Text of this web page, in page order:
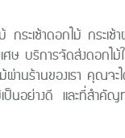
ะเช้าดอกไม้ กระเช้
ษ บริการจัดส่งดอกไ
ผ่านร้านของเรา คุณจ
ป็นอย่างดี และที่สำคั